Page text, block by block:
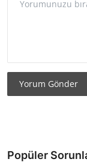
Yorum Gönder
Popüler